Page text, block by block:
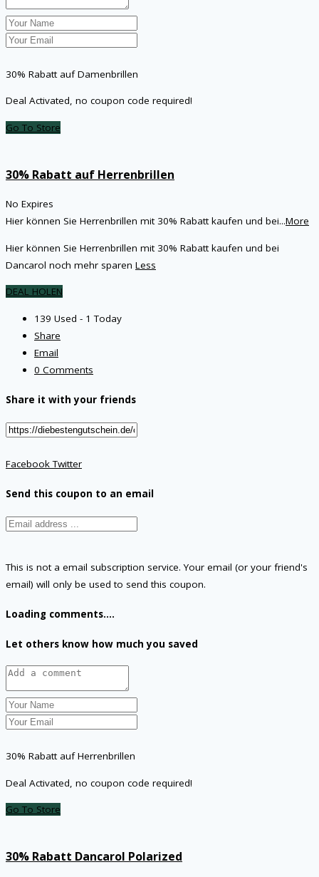
30% Rabatt auf Damenbrillen
Deal Activated, no coupon code required!
Go To Store
30% Rabatt auf Herrenbrillen
No Expires
Hier können Sie Herrenbrillen mit 30% Rabatt kaufen und bei...More
Hier können Sie Herrenbrillen mit 30% Rabatt kaufen und bei
Dancarol noch mehr sparen Less
DEAL HOLEN
139 Used - 1 Today
Share
Email
0 Comments
Share it with your friends
FacebookTwitter
Send this coupon to an email
This is not a email subscription service. Your email (or your friend's
email) will only be used to send this coupon.
Loading comments....
Let others know how much you saved
30% Rabatt auf Herrenbrillen
Deal Activated, no coupon code required!
Go To Store
30% Rabatt Dancarol Polarized